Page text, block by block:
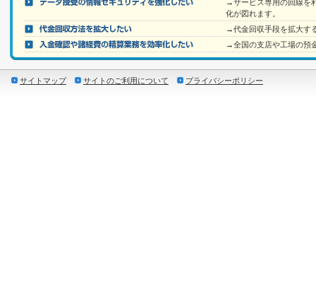
→サービス専用の回線を
化が図れます。
→代金回収手段を拡大す
→全国の支店や工場の預
サイトマップ サイトのご利用について プライバシーポリシー